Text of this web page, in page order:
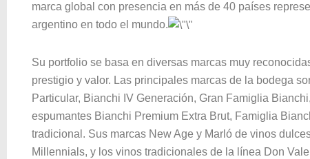
marca global con presencia en más de 40 países
argentino en todo el mundo.
Su portfolio se basa en diversas marcas muy
prestigio y valor. Las principales marcas de la bodega
Particular, Bianchi IV Generación, Gran Famiglia
espumantes Bianchi Premium Extra Brut, Famiglia
tradicional. Sus marcas New Age y Marló de vinos
Millennials, y los vinos tradicionales de la línea Don